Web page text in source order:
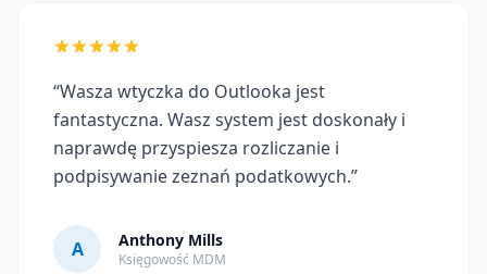
“Wasza wtyczka do Outlooka jest
fantastyczna. Wasz system jest doskonały i
naprawdę przyspiesza rozliczanie i
podpisywanie zeznań podatkowych.”
A Anthony Mills
Księgowość MDM